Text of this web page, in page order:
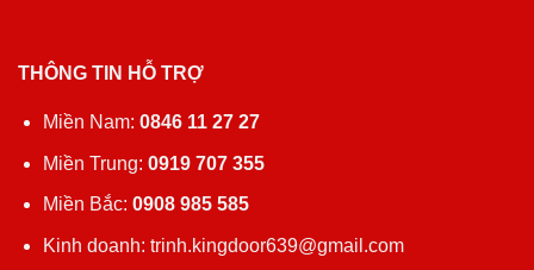
THÔNG TIN HỖ TRỢ
Miền Nam: 0846 11 27 27
Miền Trung: 0919 707 355
Miền Bắc: 0908 985 585
Kinh doanh: trinh.kingdoor639@gmail.com